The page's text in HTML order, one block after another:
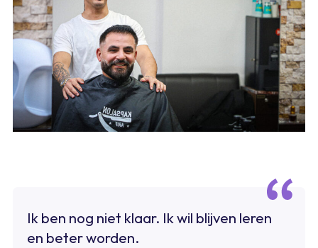
Ik ben nog niet klaar. Ik wil blijven leren
en beter worden.